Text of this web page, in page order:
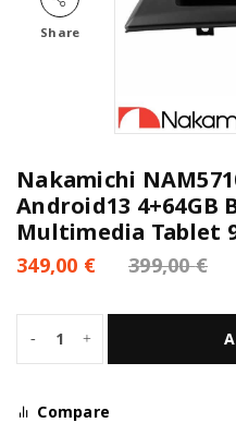
Share
Nakamichi
Android13 4+64GB
Multimedia Tablet
399,00€
349,00 €
Compare